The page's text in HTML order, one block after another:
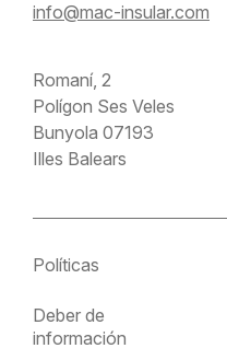
info@mac-insular.com
Romaní, 2
Polígon Ses Veles
Bunyola 07193
Illes Balears
Políticas
Deber de
información